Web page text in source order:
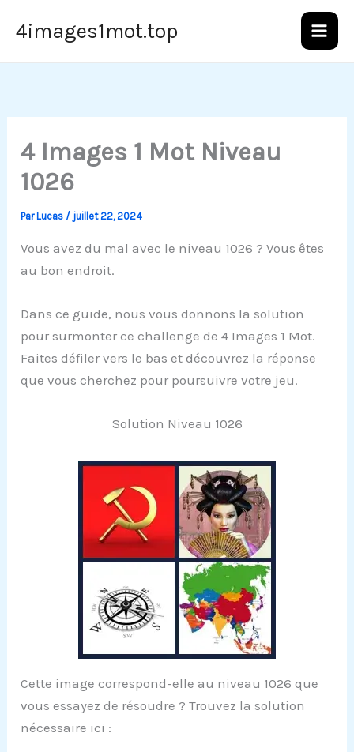
4images1mot.top
4 Images 1 Mot Niveau
1026
ParLucas / juillet 22, 2024
Vous avez du mal avec le niveau 1026 ? Vous êtes
au bon endroit.
Dans ce guide, nous vous donnons la solution
pour surmonter ce challenge de 4 Images 1 Mot.
Faites défiler vers le bas et découvrez la réponse
que vous cherchez pour poursuivre votre jeu.
Solution Niveau 1026
Cette image correspond-elle au niveau 1026 que
vous essayez de résoudre ? Trouvez la solution
nécessaire ici :